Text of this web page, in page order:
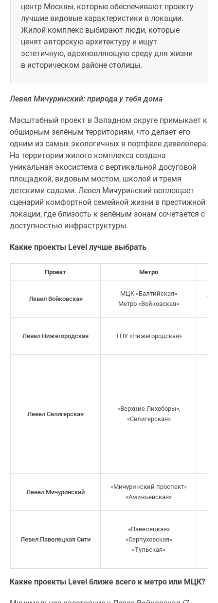
центр Москвы, которые обеспечивают проекту
лучшие видовые характеристики в локации.
Жилой комплекс выбирают люди, которые
ценят авторскую архитектуру и ищут
эстетичную, вдохновляющую среду для жизни
в историческом районе столицы.
Левел Мичуринский: природа у тебя дома
Масштабный проект в Западном округе примыкает к
обширным зелёным территориям, что делает его
одним из самых экологичных в портфеле девелопера.
На территории жилого комплекса создана
уникальная экосистема с вертикальной досуговой
площадкой, видовым мостом, школой и тремя
детскими садами. Левел Мичуринский воплощает
сценарий комфортной семейной жизни в престижной
локации, где близость к зелёным зонам сочетается с
доступностью инфраструктуры.
Какие проекты Level лучше выбрать
Проект Метро
Левел Войковская
МЦК «Балтийская»
Метро «Войковская»
7
Левел Нижегородская ТПУ «Нижегородская»
Левел Селигерская
«Верхние Лихоборы»,
«Селигерская»
Левел Мичуринский
«Мичуринский проспект»
«Аминьевская»
Левел Павелецкая Сити
«Павелецкая»
«Серпуховская»
«Тульская»
Какие проекты Level ближе всего к метро или МЦК?